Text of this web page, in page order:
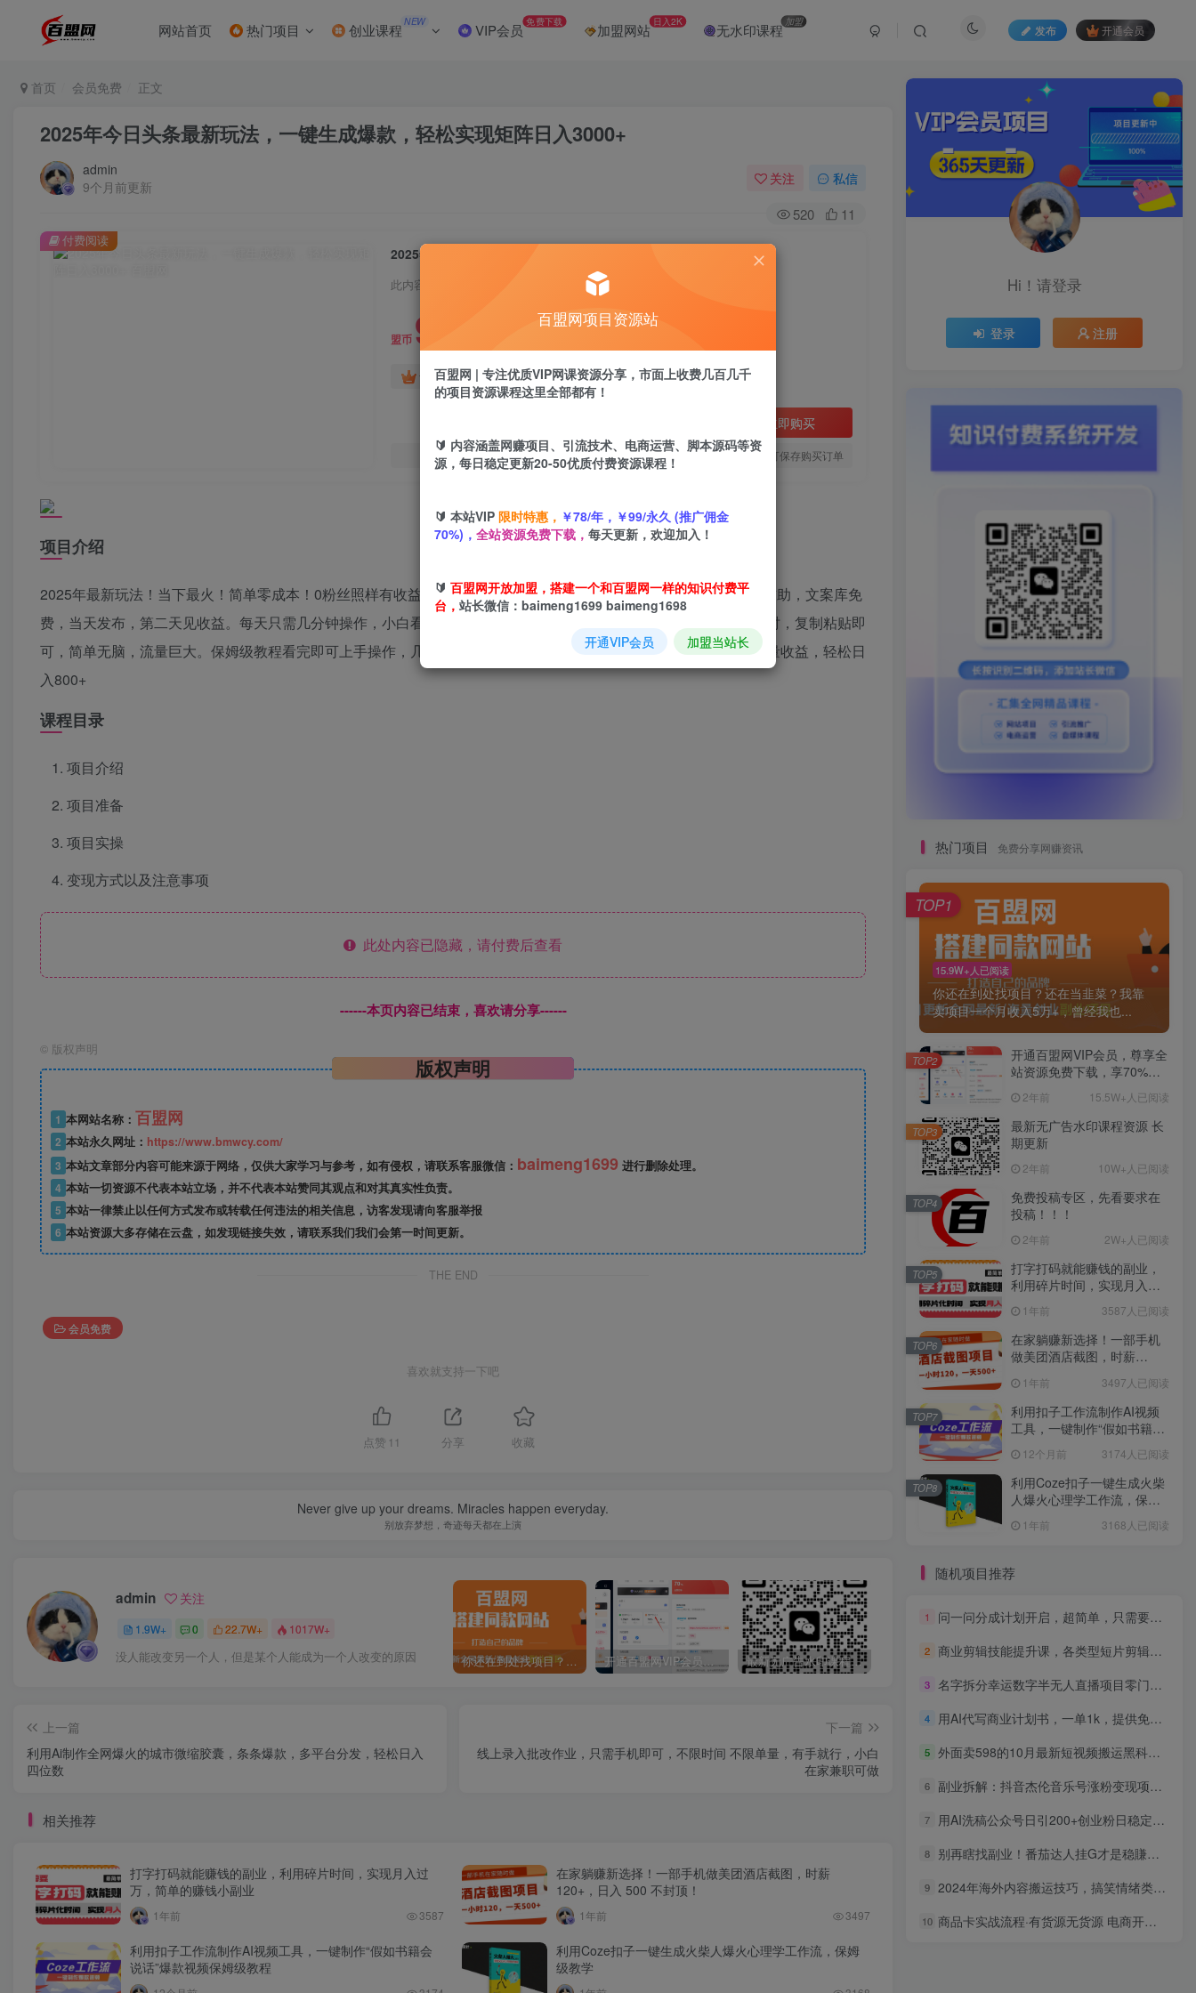
网站首页 热门项目 创业课程 NEW VIP会员 免费下载 加盟网站 日入2K 无水印课程 加盟
发布 开通会员
首页 会员免费 正文
2025年今日头条最新玩法，一键生成爆款，轻松实现矩阵日入3000+
admin
9个月前更新
关注 私信
520 11
2025年今日头条最新玩法，一键生成爆款，轻松实现矩阵日入3000+
此内容为付费阅读，请付费后查看
盟币 9.9
黄金会员免费 超级会员免费
立即购买
您当前未登录！建议登陆后购买，可保存购买订单
付费阅读
项目介绍
2025年最新玩法！当下最火！简单零成本！0粉丝照样有收益，复制粘贴即可，不需要动脑子，不需要剪辑，AI软件辅助，文案库免
费，当天发布，第二天见收益。每天只需几分钟操作，小白看完就可轻松上手矩阵，最适合新手小白的项目，永不过时，复制粘贴即
可，简单无脑，流量巨大。保姆级教程看完即可上手操作，几分钟一篇作品秒过原创，可矩阵操作放大收益，拉爆流量收益，轻松日
入800+
课程目录
项目介绍
项目准备
项目实操
变现方式以及注意事项
此处内容已隐藏，请付费后查看
------本页内容已结束，喜欢请分享------
© 版权声明
版权声明
1 本网站名称： 百盟网
2 本站永久网址： https://www.bmwcy.com/
3 本站文章部分内容可能来源于网络，仅供大家学习与参考，如有侵权，请联系客服微信： baimeng1699 进行删除处理。
4 本站一切资源不代表本站立场，并不代表本站赞同其观点和对其真实性负责。
5 本站一律禁止以任何方式发布或转载任何违法的相关信息，访客发现请向客服举报
6 本站资源大多存储在云盘，如发现链接失效，请联系我们我们会第一时间更新。
THE END
会员免费
喜欢就支持一下吧
点赞 11 分享 收藏
Never give up your dreams. Miracles happen everyday.
别放弃梦想，奇迹每天都在上演
admin 关注
1.9W+ 0 22.7W+ 1017W+
没人能改变另一个人，但是某个人能成为一个人改变的原因 你还在到处找项目？还在当韭菜？我靠卖项目一个月收入5万+，曾经我也是个失败者。 最新无广告水印课程资源 长期更新 免费投稿专区，先看要求在投稿！！！ 打字打码就能赚钱的副业，利用碎片时间，实现月入过万，简单的赚钱小副业
上一篇
利用Ai制作全网爆火的城市微缩胶囊，条条爆款，多平台分发，轻松日入
四位数
下一篇
线上录入批改作业，只需手机即可，不限时间 不限单量，有手就行，小白
在家兼职可做
相关推荐
打字打码就能赚钱的副业，利用碎片时间，实现月入过
万，简单的赚钱小副业
1年前 3587
在家躺赚新选择！一部手机做美团酒店截图，时薪
120+，日入 500 不封顶！
1年前 3497
利用扣子工作流制作AI视频工具，一键制作“假如书籍会
说话”爆款视频保姆级教程
利用Coze扣子一键生成火柴人爆火心理学工作流，保姆
级教学
Hi！请登录
登录 注册
热门项目 免费分享网赚资讯
15.9W+人已阅读
你还在到处找项目？还在当韭菜？我靠
卖项目一个月收入5万+，曾经我也...
TOP1
开通百盟网VIP会员，尊享全
站资源免费下载，享70%的
惠】2年前 15.5W+人已阅读
TOP2
最新无广告水印课程资源 长
期更新
2年前 10W+人已阅读
TOP3
免费投稿专区，先看要求在
投稿！！！
2年前 2W+人已阅读
TOP4
打字打码就能赚钱的副业，
利用碎片时间，实现月入过
1年前 3587人已阅读
TOP5
在家躺赚新选择！一部手机
做美团酒店截图，时薪
1年前 3497人已阅读
TOP6
利用扣子工作流制作AI视频
工具，一键制作“假如书籍会
12个月前 3174人已阅读
TOP7
利用Coze扣子一键生成火柴
人爆火心理学工作流，保姆
1年前 3168人已阅读
TOP8
随机项目推荐
1 问一问分成计划开启，超简单，只需要复制粘贴，一天也能收入几百
2 商业剪辑技能提升课，各类型短片剪辑和组接技巧，节奏把控，教调色、音乐处理等
3 名字拆分幸运数字半无人直播项目零门槛、零投入，保姆级教程、小白首选
4 用AI代写商业计划书，一单1k，提供免费接单渠道，永不失业副业
5 外面卖598的10月最新短视频搬运黑科技，各大平台百分百过原创 靠搬运月入1w
6 副业拆解：抖音杰伦音乐号涨粉变现项目 视频版一条龙实操玩法（教程+素材）
7 用AI洗稿公众号日引200+创业粉日稳定变现4000+！
8 别再瞎找副业！番茄达人挂G才是稳賺赛道，日入1000+，全程傻瓜式操作，可矩阵放大【揭秘】
9 2024年海外内容搬运技巧，搞笑情绪类短视频刷爆多平台，轻松日入千元
10 商品卡实战流程·有货源无货源 电商开店/底层逻辑/小店无货源/不动销起店等
百盟网项目资源站
百盟网 | 专注优质VIP网课资源分享，市面上收费几百几千
的项目资源课程这里全部都有！
🔰 内容涵盖网赚项目、引流技术、电商运营、脚本源码等资
源，每日稳定更新20-50优质付费资源课程！
🔰 本站VIP 限时特惠， ￥78/年，￥99/永久 (推广佣金
70%)， 全站资源免费下载， 每天更新，欢迎加入！
🔰 百盟网开放加盟，搭建一个和百盟网一样的知识付费平
台， 站长微信：baimeng1699 baimeng1698
开通VIP会员 加盟当站长